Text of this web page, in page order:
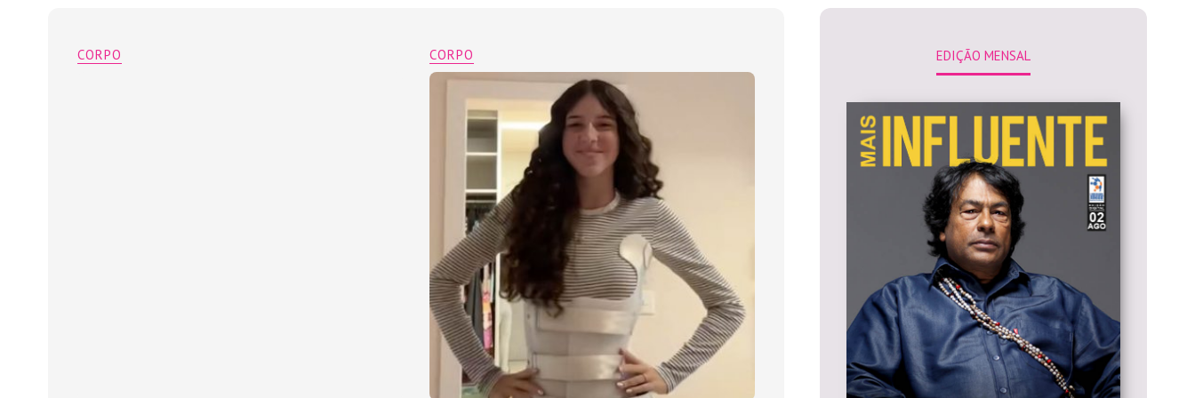
CORPO
CORPO EDIÇÃO MENSAL